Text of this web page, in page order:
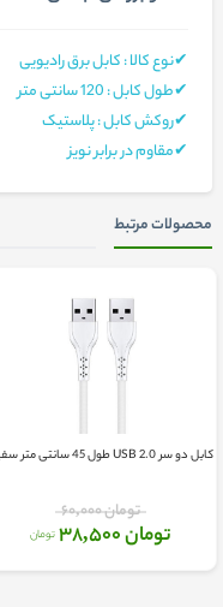
✔نوع کالا : کابل برق رادیویی
✔طول کابل : 120 سانتی متر
✔روکش کابل : پلاستيک
✔مقاوم در برابر نویز
محصولات مرتبط
کابل دو سر USB 2.0 طول 45 سانتی متر سفید
تومان 60,000
تومان 38,500 تومان